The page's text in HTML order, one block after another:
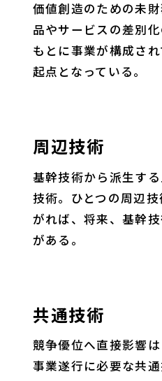
価値創造のための未
品やサービスの差別
もとに事業が構成さ
起点となっている。
周辺技術
基幹技術から派生す
技術。ひとつの周辺
がれば、将来、基幹
がある。
共通技術
競争優位へ直接影響
事業遂行に必要な共通